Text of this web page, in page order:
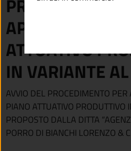
PROCEDIMENTO
ATTUATIVO
IN VARIANTE
AVVIO DEL PROCEDIMENTO
PIANO ATTUATIVO PRODUTTIVO
PROPOSTO DALLA DITTA
PORRO DI BIANCHI LORENZO &